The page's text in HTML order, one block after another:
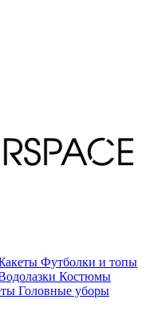
Футболки и топы
Костюмы
Головные уборы